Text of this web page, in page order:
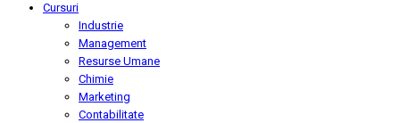
Cursuri
Industrie
Management
Resurse Umane
Chimie
Marketing
Contabilitate